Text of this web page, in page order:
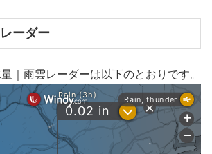
ーダー
｜雨雲レーダーは以下のとおりです。